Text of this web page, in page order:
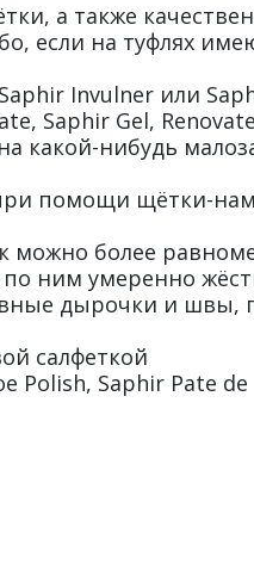
а также
если на туфлях
Invulner или
Saphir Gel,
какой-нибудь
помощи щётки-
можно более
ним умеренно
дырочки и швы,
салфеткой
Polish, Saphir Pate